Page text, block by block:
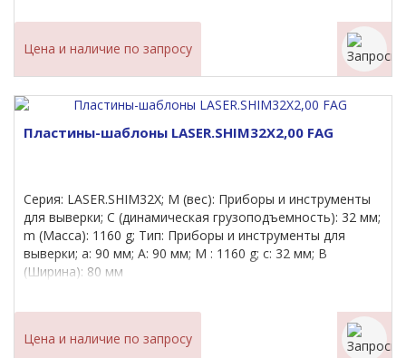
Цена и наличие по запросу
Пластины-шаблоны LASER.SHIM32X2,00 FAG
Серия: LASER.SHIM32X; M (вес): Приборы и инструменты
для выверки; C (динамическая грузоподъемность): 32 мм;
m (Масса): 1160 g; Тип: Приборы и инструменты для
выверки; a: 90 мм; A: 90 мм; M : 1160 g; c: 32 мм; B
(Ширина): 80 мм
Цена и наличие по запросу